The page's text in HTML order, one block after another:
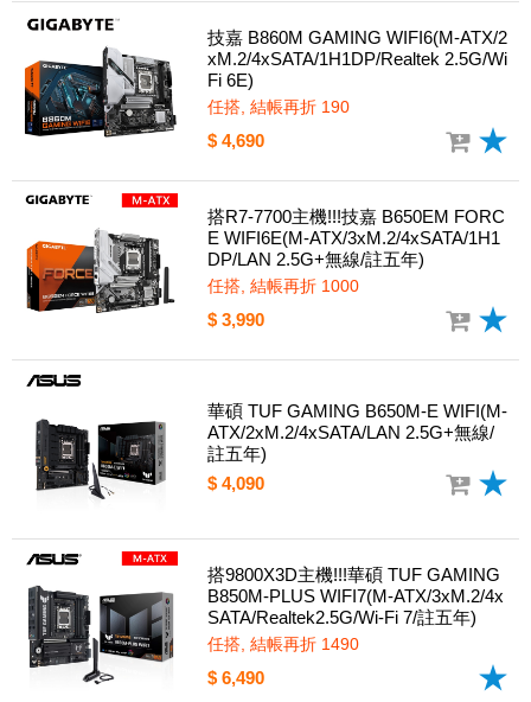
技嘉 B860M GAMING WIFI6(M-ATX/2
xM.2/4xSATA/1H1DP/Realtek 2.5G/Wi
Fi 6E)
任搭, 結帳再折 190
$ 4,690
搭R7-7700主機!!!技嘉 B650EM FORC
E WIFI6E(M-ATX/3xM.2/4xSATA/1H1
DP/LAN 2.5G+無線/註五年)
任搭, 結帳再折 1000
$ 3,990
華碩 TUF GAMING B650M-E WIFI(M-
ATX/2xM.2/4xSATA/LAN 2.5G+無線/
註五年)
$ 4,090
搭9800X3D主機!!!華碩 TUF GAMING
B850M-PLUS WIFI7(M-ATX/3xM.2/4x
SATA/Realtek2.5G/Wi-Fi 7/註五年)
任搭, 結帳再折 1490
$ 6,490